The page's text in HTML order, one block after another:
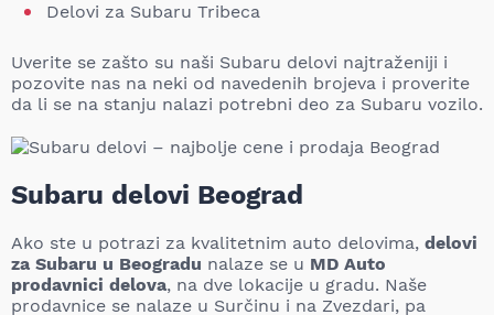
Delovi za Subaru Tribeca
Uverite se zašto su naši Subaru delovi najtraženiji i
pozovite nas na neki od navedenih brojeva i proverite
da li se na stanju nalazi potrebni deo za Subaru vozilo.
Subaru delovi Beograd
Ako ste u potrazi za kvalitetnim auto delovima, delovi
za Subaru u Beogradu nalaze se u MD Auto
prodavnici delova, na dve lokacije u gradu. Naše
prodavnice se nalaze u Surčinu i na Zvezdari, pa